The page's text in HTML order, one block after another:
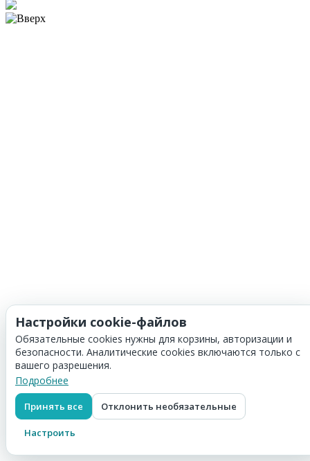
Настройки cookie-файлов
Обязательные cookies нужны для корзины, авторизации и
безопасности. Аналитические cookies включаются только с
вашего разрешения.
Подробнее
Принять все Отклонить необязательные
Настроить